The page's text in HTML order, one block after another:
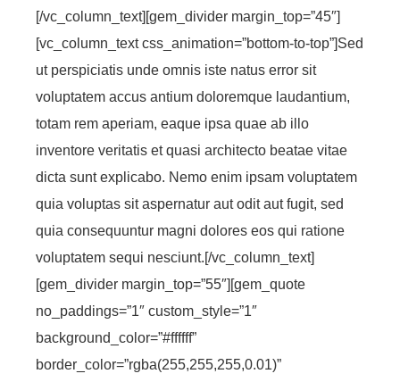
[/vc_column_text][gem_divider margin_top=”45″]
[vc_column_text css_animation=”bottom-to-top”]Sed
ut perspiciatis unde omnis iste natus error sit
voluptatem accus antium doloremque laudantium,
totam rem aperiam, eaque ipsa quae ab illo
inventore veritatis et quasi architecto beatae vitae
dicta sunt explicabo. Nemo enim ipsam voluptatem
quia voluptas sit aspernatur aut odit aut fugit, sed
quia consequuntur magni dolores eos qui ratione
voluptatem sequi nesciunt.[/vc_column_text]
[gem_divider margin_top=”55″][gem_quote
no_paddings=”1″ custom_style=”1″
background_color=”#ffffff”
border_color=”rgba(255,255,255,0.01)”